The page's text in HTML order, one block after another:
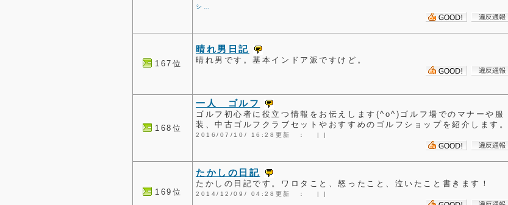
シ…
167位
晴れ男日記
晴れ男です。基本インドア派ですけど。
168位
一人 ゴルフ
ゴルフ初心者に役立つ情報をお伝えします(^o^)ゴルフ場でのマナーや服
装、中古ゴルフクラブセットやおすすめのゴルフショップを紹介します。
2016/07/10/ 16:28更新 ： | |
169位
たかしの日記
たかしの日記です。ワロタこと、怒ったこと、泣いたこと書きます！
2014/12/09/ 04:28更新 ： | |